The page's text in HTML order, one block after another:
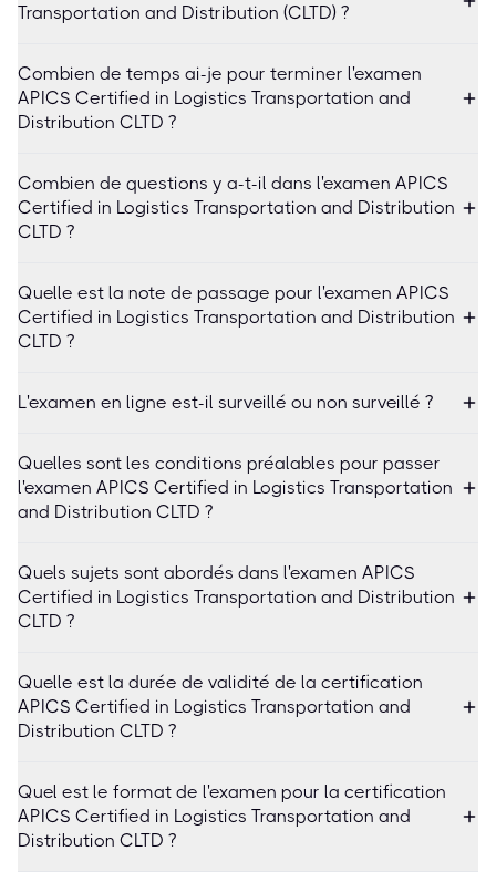
Transportation and Distribution (CLTD) ?
Combien de temps ai-je pour terminer l'examen
APICS Certified in Logistics Transportation and
Distribution CLTD ?
Combien de questions y a-t-il dans l'examen APICS
Certified in Logistics Transportation and Distribution
CLTD ?
Quelle est la note de passage pour l'examen APICS
Certified in Logistics Transportation and Distribution
CLTD ?
L'examen en ligne est-il surveillé ou non surveillé ?
Quelles sont les conditions préalables pour passer
l'examen APICS Certified in Logistics Transportation
and Distribution CLTD ?
Quels sujets sont abordés dans l'examen APICS
Certified in Logistics Transportation and Distribution
CLTD ?
Quelle est la durée de validité de la certification
APICS Certified in Logistics Transportation and
Distribution CLTD ?
Quel est le format de l'examen pour la certification
APICS Certified in Logistics Transportation and
Distribution CLTD ?